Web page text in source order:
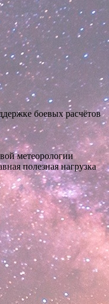
боевых расчётов
метеорологии
полезная нагрузка